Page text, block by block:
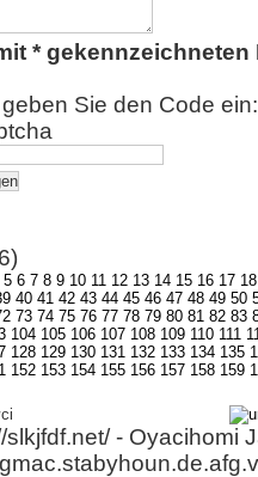
*
Sie den Code ein:
5 6 7 8 9 10 11 12 13 14 15 16 17 18
40 41 42 43 44 45 46 47 48 49 50
73 74 75 76 77 78 79 80 81 82 83
104 105 106 107 108 109 110 111
128 129 130 131 132 133 134 135
152 153 154 155 156 157 158 159
slkjfdf.net/ - Oyacihomi